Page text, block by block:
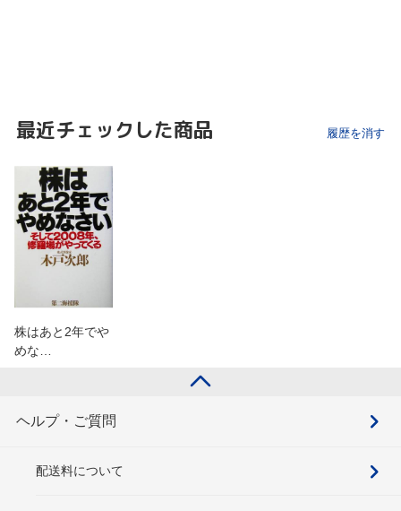
最近チェックした商品 履歴を消す
株はあと2年でや
めな…
ヘルプ・ご質問
配送料について